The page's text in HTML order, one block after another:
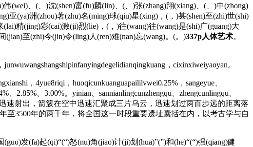
(wei)、(、)沈(shen)富(fu)麟(lin)、(、)张(zhang)翔(xiang)、(、)中(zhong)
亚(ya)洲(zhou)著(zhu)名(ming)球(qiu)星(xing)，(，)甚(shen)至(zhi)世(shi)
精(jing)彩(cai)激(ji)烈(lie)，(，)往(wang)往(wang)是(shi)广(guang)大
(jian)至(zhi)今(jin)令(ling)人(ren)难(nan)忘(wang)。(。)337p人体艺术。
，cixinxiweiyaoyan。
，4yue8riqi，huoqicunkuanguapaililvwei0.25%，sangeyue、
2.85%、3.00%。yinian、sannianlingcunzhengqu、zhengcunlingqu、
速射出，箭簇在空中迅速汇聚成三片乌云，迅速划过两百步远的距离落
3500年的两千年，将全国这一时段重要遗址囊括在内，以考古学与自
发(fa)起(qi)“(“)怒(nu)角(jiao)计(ji)划(hua)”(”)和(he)“(“)强(qiang)健